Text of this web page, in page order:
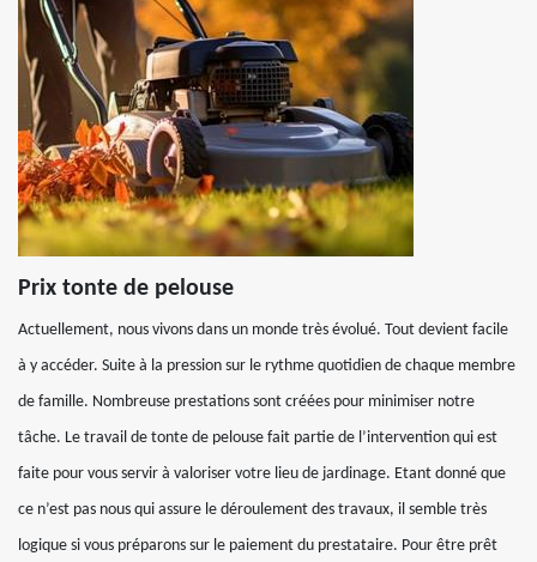
Prix tonte de pelouse
Actuellement, nous vivons dans un monde très évolué. Tout devient facile
à y accéder. Suite à la pression sur le rythme quotidien de chaque membre
de famille. Nombreuse prestations sont créées pour minimiser notre
tâche. Le travail de tonte de pelouse fait partie de l’intervention qui est
faite pour vous servir à valoriser votre lieu de jardinage. Etant donné que
ce n’est pas nous qui assure le déroulement des travaux, il semble très
logique si vous préparons sur le paiement du prestataire. Pour être prêt